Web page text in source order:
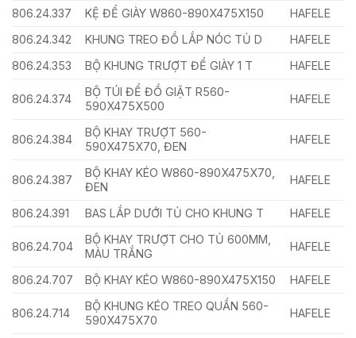
806.24.337 KỆ ĐỂ GIÀY W860-890X475X150
HAFELE
806.24.342
KHUNG TREO ĐỒ LẮP NÓC TỦ D
HAFELE
806.24.353
BỘ KHUNG TRƯỢT ĐỂ GIÀY 1 T HAFELE
806.24.374
BỘ TÚI ĐỂ ĐỒ GIẶT R560-
590X475X500
HAFELE
806.24.384
BỘ KHAY TRƯỢT 560-
590X475X70, ĐEN
HAFELE
806.24.387
BỘ KHAY KÉO W860-890X475X70,
ĐEN
HAFELE
806.24.391 BAS LẮP DƯỚI TỦ CHO KHUNG T HAFELE
806.24.704
BỘ KHAY TRƯỢT CHO TỦ 600MM,
MÀU TRẮNG
HAFELE
806.24.707 BỘ KHAY KÉO W860-890X475X150 HAFELE
806.24.714
BỘ KHUNG KÉO TREO QUẦN 560-
590X475X70
HAFELE